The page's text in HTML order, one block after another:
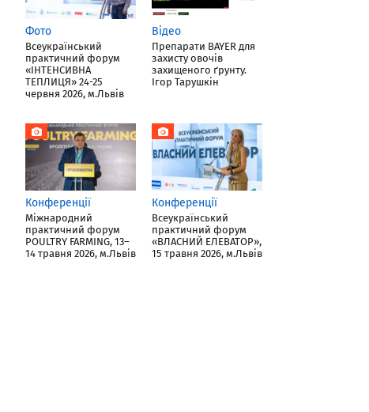
Фото
Всеукраїнський
практичний форум
«ІНТЕНСИВНА
ТЕПЛИЦЯ» 24-25
червня 2026, м.Львів
Відео
Препарати BAYER для
захисту овочів
захищеного ґрунту.
Ігор Тарушкін
Конференції
Міжнародний
практичний форум
POULTRY FARMING, 13–
14 травня 2026, м.Львів
Конференції
Всеукраїнський
практичний форум
«ВЛАСНИЙ ЕЛЕВАТОР»,
15 травня 2026, м.Львів